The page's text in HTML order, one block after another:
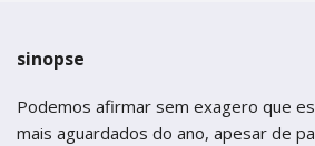
sinopse
Podemos afirmar sem exagero que
mais aguardados do ano, apesar de